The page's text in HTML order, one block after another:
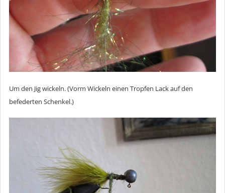
Um den Jig wickeln. (Vorm Wickeln einen Tropfen Lack auf den
befederten Schenkel.)